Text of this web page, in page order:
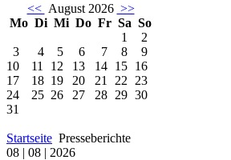
<< August 2026 >>
Mo Di Mi Do Fr Sa So
1
2
3
4 5 6 7 8
9
10
11 12 13 14 15 16
17
18 19 20 21 22
23
24
25 26 27 28 29 30
31
Startseite Presseberichte
08 | 08 | 2026